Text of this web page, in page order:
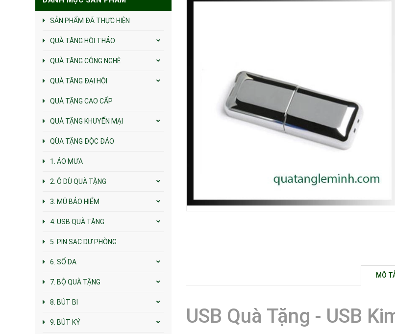
MÔ
USB Quà Tặng - USB
SẢN PHẨM ĐÃ THỰC HIỆN
QUÀ TẶNG HỘI THẢO
QUÀ TẶNG CÔNG NGHỆ
QUÀ TẶNG ĐẠI HỘI
QUÀ TẶNG CAO CẤP
QUÀ TẶNG KHUYẾN MẠI
QÙA TẶNG ĐỘC ĐÁO
1. ÁO MƯA
2. Ô DÙ QUÀ TẶNG
3. MŨ BẢO HIỂM
4. USB QUÀ TẶNG
5. PIN SẠC DỰ PHÒNG
6. SỔ DA
7. BỘ QUÀ TẶNG
8. BÚT BI
9. BÚT KÝ